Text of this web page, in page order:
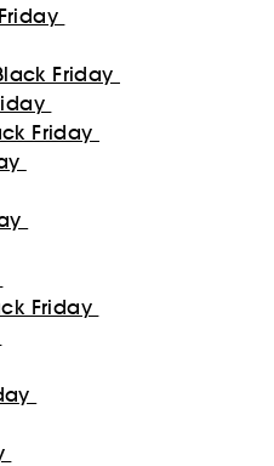
Friday
Friday
Friday